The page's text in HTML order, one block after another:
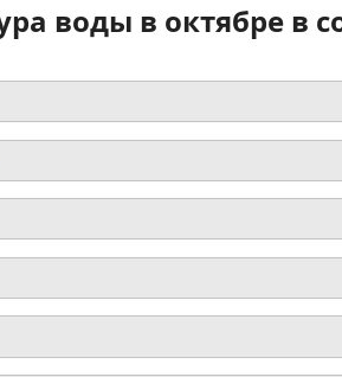
воды в октябре в